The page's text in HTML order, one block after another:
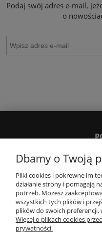
Podaj swój adres e-mail,
o
Dbamy o Twoją
Pliki cookies i pokrewne im
działanie strony i pomagają
potrzeb. Możesz
wszystkich tych plików i
plików do swoich
Więcej o plikach cookies
prywatności.